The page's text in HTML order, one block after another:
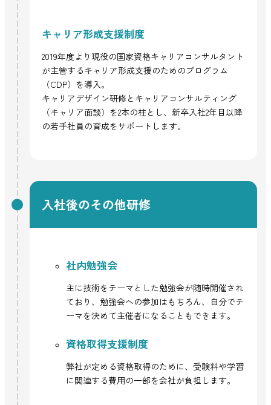
キャリア形成支援制度
2019年度より現役の国家資格キャリアコンサルタント
が主管するキャリア形成支援のためのプログラム
（CDP）を導入。
キャリアデザイン研修とキャリアコンサルティング
（キャリア面談）を2本の柱とし、新卒入社2年目以降
の若手社員の育成をサポートします。
入社後のその他研修
社内勉強会
主に技術をテーマとした勉強会が随時開催され
ており、勉強会への参加はもちろん、自分でテ
ーマを決めて主催者になることもできます。
資格取得支援制度
弊社が定める資格取得のために、受験料や学習
に関連する費用の一部を会社が負担します。